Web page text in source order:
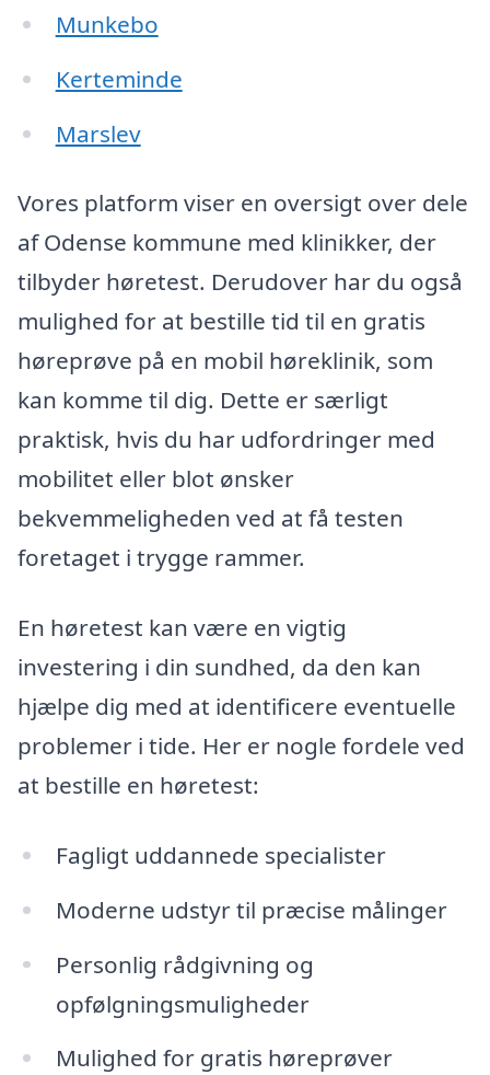
Munkebo
Kerteminde
Marslev
Vores platform viser en oversigt over dele
af Odense kommune med klinikker, der
tilbyder høretest. Derudover har du også
mulighed for at bestille tid til en gratis
høreprøve på en mobil høreklinik, som
kan komme til dig. Dette er særligt
praktisk, hvis du har udfordringer med
mobilitet eller blot ønsker
bekvemmeligheden ved at få testen
foretaget i trygge rammer.
En høretest kan være en vigtig
investering i din sundhed, da den kan
hjælpe dig med at identificere eventuelle
problemer i tide. Her er nogle fordele ved
at bestille en høretest:
Fagligt uddannede specialister
Moderne udstyr til præcise målinger
Personlig rådgivning og
opfølgningsmuligheder
Mulighed for gratis høreprøver